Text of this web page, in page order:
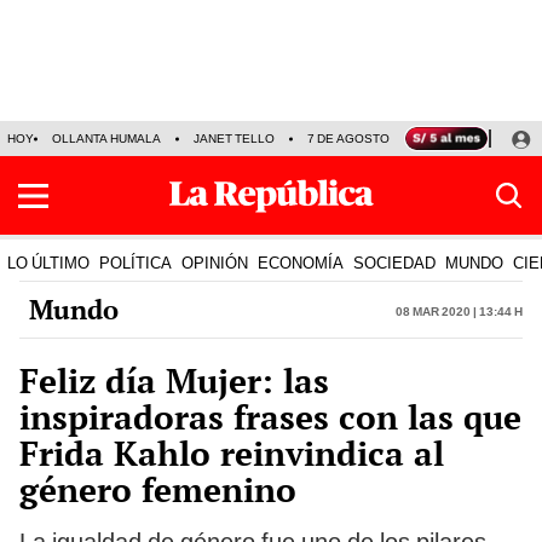
HOY OLLANTA HUMALA JANET TELLO 7 DE AGOSTO TINKA RESULTADOS
LO ÚLTIMO POLÍTICA OPINIÓN ECONOMÍA SOCIEDAD MUNDO
Mundo 08 Mar 2020 | 13:44 h
Feliz día Mujer: las
inspiradoras frases con las que
Frida Kahlo reinvindica al
género femenino